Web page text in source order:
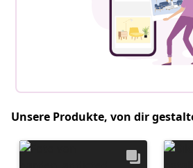
Unsere Produkte, von dir